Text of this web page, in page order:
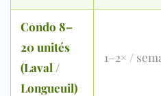
Condo 8–
20 unités
(Laval /
Longueuil)
1–2× /